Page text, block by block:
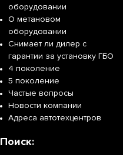
оборудовании
О метановом
оборудовании
Снимает ли дилер с
гарантии за установку ГБО
4 поколение
5 поколение
Частые вопросы
Новости компании
Адреса автотехцентров
Поиск: